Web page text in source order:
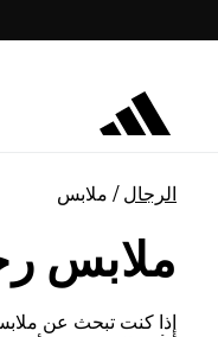
الرجال ملابس
ملابس
إذا كنت تبحث عن